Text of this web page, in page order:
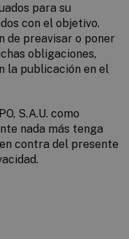
para su
con el objetivo.
de preavisar o poner
obligaciones,
la publicación en el
S.A.U. como
nada más tenga
contra del presente